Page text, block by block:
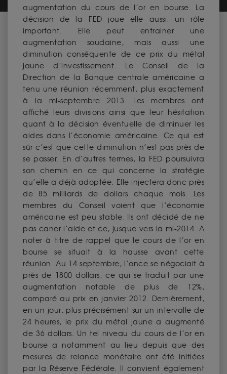
augmentation du cours de l’or en bourse. La
décision de la FED joue elle aussi, un rôle
important. Elle peut entrainer une
augmentation soudaine, mais aussi une
diminution conséquente de ce prix du métal
jaune d’investissement. Le Conseil de la
Direction de la Banque centrale américaine a
tenu une réunion récemment, plus exactement
à la mi-septembre 2013. Les membres ont
affiché leurs divisions ainsi que leur hésitation
quant à la décision éventuelle de diminuer les
aides dans l’économie américaine. Ce qui est
sûr c’est que cette diminution n’est pas près de
se passer. En d’autres termes, la FED poursuivra
son chemin en ce qui concerne la stratégie
qu’elle a déjà adoptée. Elle injectera donc près
de 85 milliards de dollars chaque mois. Les
membres du Conseil voient que l’économie
américaine est peu stable. Ils ont décidé de ne
pas caner l’aide et ce, jusque vers la mi-2014. A
noter à titre de rappel que le cours de l’or en
bourse se situait à la hausse avant cette
réunion. Au 14 septembre, l’once se négociait à
près de 1800 dollars, ce qui se traduit par une
augmentation notable de plus de 12%,
comparé au prix en janvier 2012. Dernièrement,
en un jour, plus précisément sur un intervalle de
24 heures, le prix du métal jaune a augmenté
de 36 dollars. Un tel niveau du cours de l’or en
bourse a notamment au lieu depuis que des
mesures de relance monétaire ont été initiées
par la Réserve Fédérale. Il convient également